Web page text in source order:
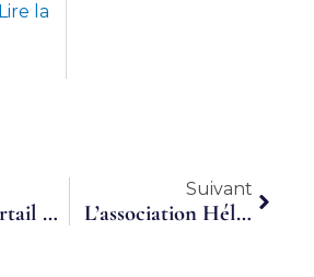
Lire la
Le site du Portail du temps partagé poursuit son ancrage et met à votre disposition une plateforme de services accessible à tous
Suivant
L’association Hélys compte étendre ses activités liées au temps partagé à Vitré